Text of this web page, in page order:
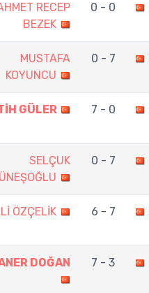
RECEP
BEZEK
0 - 0
MUSTAFA
KOYUNCU
0 - 7
GÜLER 7 - 0
SELÇUK
0 - 7
ÖZÇELİK 6 - 7
DOĞAN 7 - 3